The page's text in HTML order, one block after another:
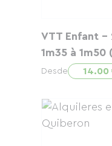
VTT Enfant -
1m35 à 1m50
Desde